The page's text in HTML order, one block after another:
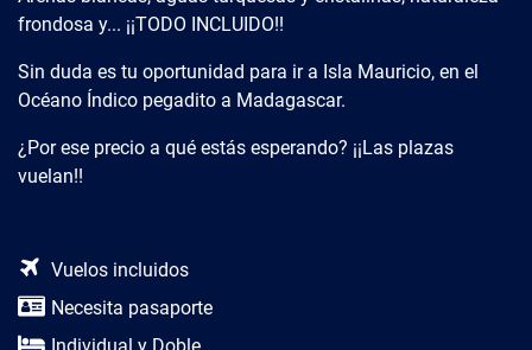
frondosa y... ¡¡TODO INCLUIDO!!
Sin duda es tu oportunidad para ir a Isla Mauricio, en el
Océano Índico pegadito a Madagascar.
¿Por ese precio a qué estás esperando? ¡¡Las plazas
vuelan!!
Descripción del viaje
Vuelos incluidos
Necesita pasaporte